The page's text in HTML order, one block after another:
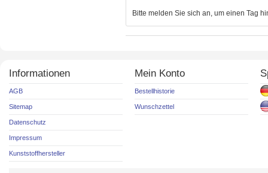
Bitte melden Sie sich an, um einen Tag
Informationen
AGB
Sitemap
Datenschutz
Impressum
Kunststoffhersteller
Mein Konto
Bestellhistorie
Wunschzettel